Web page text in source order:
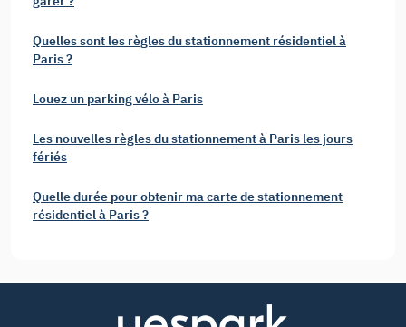
Quelles sont les règles du stationnement résidentiel à
Paris ?
Louez un parking vélo à Paris
Les nouvelles règles du stationnement à Paris les jours
fériés
Quelle durée pour obtenir ma carte de stationnement
résidentiel à Paris ?